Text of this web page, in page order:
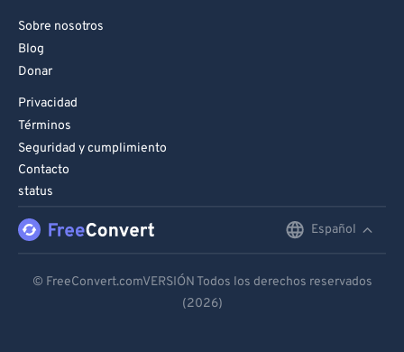
Sobre nosotros
Blog
Donar
Privacidad
Términos
Seguridad y cumplimiento
Contacto
status
Español
Español
© FreeConvert.comVERSIÓN Todos los derechos reservados
(2026)